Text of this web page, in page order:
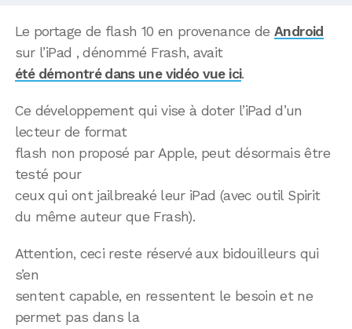
Le portage de flash 10 en provenance deAndroid
sur l’iPad , dénommé Frash, avait
été démontré dans une vidéo vue ici.
Ce développement qui vise à doter l’iPad d’un
lecteur de format
flash non proposé par Apple, peut désormais être
testé pour
ceux qui ont jailbreaké leur iPad (avec outil Spirit
du même auteur que Frash).
Attention, ceci reste réservé aux bidouilleurs qui
s’en
sentent capable, en ressentent le besoin et ne
permet pas dans la